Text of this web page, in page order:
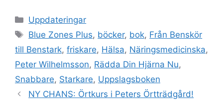
Kategorier
Uppdateringar
Etiketter
Blue Zones Plus, böcker, bok, Från Benskör
till Benstark, friskare, Hälsa, Näringsmedicinska,
Peter Wilhelmsson, Rädda Din Hjärna Nu,
Snabbare, Starkare, Uppslagsboken
NY CHANS: Örtkurs i Peters Örtträdgård!